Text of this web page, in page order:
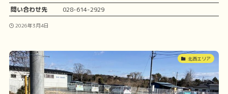
問い合わせ先
028-614-2929
2026年3月4日
北西エリア